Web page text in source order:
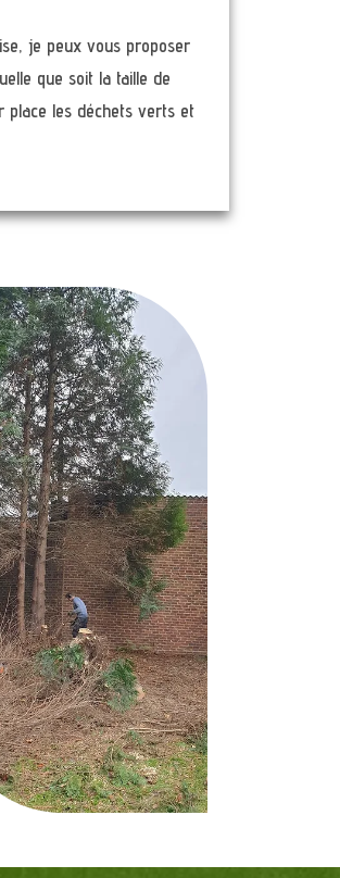
je peux vous proposer
que soit la taille de
place les déchets verts et